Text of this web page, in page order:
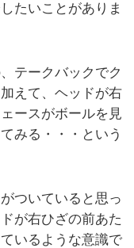
たいことがありま
テークバックでク
えて、ヘッドが右
ースがボールを見
みる・・・という
ついていると思っ
が右ひざの前あた
いるような意識で